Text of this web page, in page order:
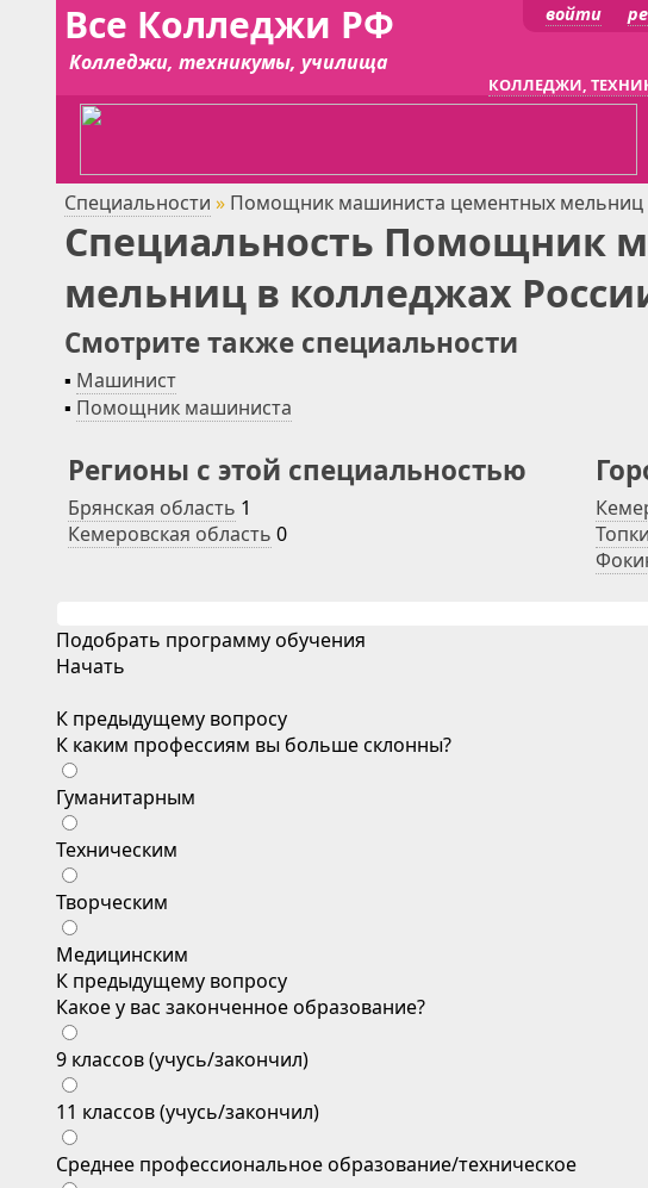
Все Колледжи РФ
Колледжи, техникумы, училища
войти
КОЛЛЕДЖИ,
Специальности » Помощник машиниста цементных мельниц
Специальность Помощник
мельниц в колледжах
Смотрите также специальности
▪ Машинист
▪ Помощник машиниста
Регионы с этой специальностью
Брянская область 1
Кемеровская область 0
Топки
Подобрать программу обучения
Начать
К предыдущему вопросу
К каким профессиям вы больше склонны?
Гуманитарным
Техническим
Творческим
Медицинским
К предыдущему вопросу
Какое у вас законченное образование?
9 классов (учусь/закончил)
11 классов (учусь/закончил)
Среднее профессиональное образование/техническое